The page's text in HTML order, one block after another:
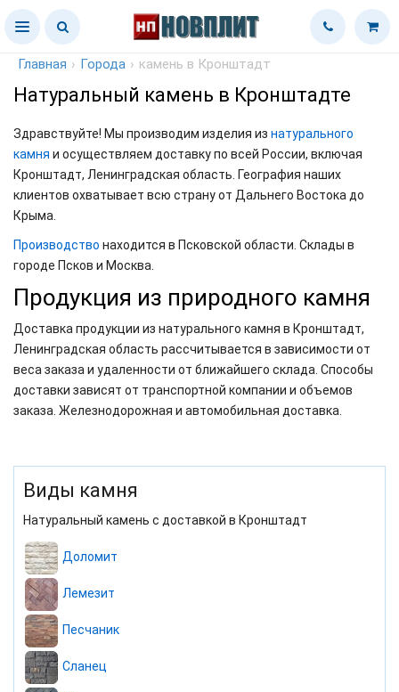
Главная › Города › камень в Кронштадт
Натуральный камень в Кронштадте
Здравствуйте! Мы производим изделия из натурального
камня и осуществляем доставку по всей России, включая
Кронштадт, Ленинградская область. География наших
клиентов охватывает всю страну от Дальнего Востока до
Крыма.
Производство находится в Псковской области. Склады в
городе Псков и Москва.
Продукция из природного камня
Доставка продукции из натурального камня в Кронштадт,
Ленинградская область рассчитывается в зависимости от
веса заказа и удаленности от ближайшего склада. Способы
доставки зависят от транспортной компании и объемов
заказа. Железнодорожная и автомобильная доставка.
Виды камня
Натуральный камень с доставкой в Кронштадт
Доломит
Лемезит
Песчаник
Сланец